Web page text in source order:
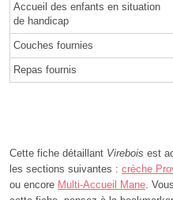
Accueil des enfants en situation
de handicap
Couches fournies
Repas fournis
Cette fiche détaillant Virebois est
les sections suivantes : crèche
ou encore Multi-Accueil Mane.